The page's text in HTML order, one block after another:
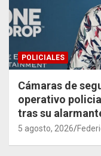
POLICIALES
Cámaras de
operativo
tras su
5 agosto, 2026